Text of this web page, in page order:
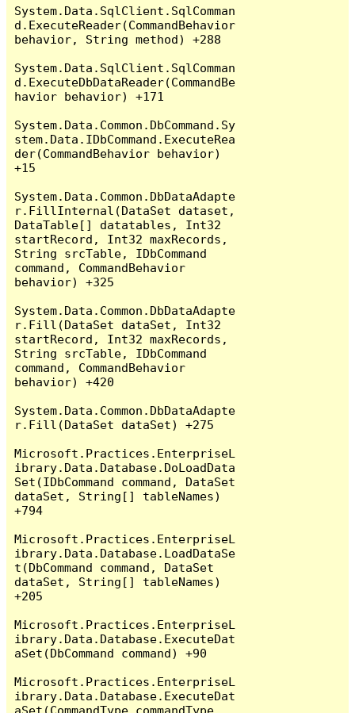
System.Data.SqlClient.SqlComman
d.ExecuteReader(CommandBehavior
behavior, String method) +288
System.Data.SqlClient.SqlComman
d.ExecuteDbDataReader(CommandBe
havior behavior) +171
System.Data.Common.DbCommand.Sy
stem.Data.IDbCommand.ExecuteRea
der(CommandBehavior behavior)
+15
System.Data.Common.DbDataAdapte
r.FillInternal(DataSet dataset,
DataTable[] datatables, Int32
startRecord, Int32 maxRecords,
String srcTable, IDbCommand
command, CommandBehavior
behavior) +325
System.Data.Common.DbDataAdapte
r.Fill(DataSet dataSet, Int32
startRecord, Int32 maxRecords,
String srcTable, IDbCommand
command, CommandBehavior
behavior) +420
System.Data.Common.DbDataAdapte
r.Fill(DataSet dataSet) +275
Microsoft.Practices.EnterpriseL
ibrary.Data.Database.DoLoadData
Set(IDbCommand command, DataSet
dataSet, String[] tableNames)
+794
Microsoft.Practices.EnterpriseL
ibrary.Data.Database.LoadDataSe
t(DbCommand command, DataSet
dataSet, String[] tableNames)
+205
Microsoft.Practices.EnterpriseL
ibrary.Data.Database.ExecuteDat
aSet(DbCommand command) +90
Microsoft.Practices.EnterpriseL
ibrary.Data.Database.ExecuteDat
aSet(CommandType commandType,